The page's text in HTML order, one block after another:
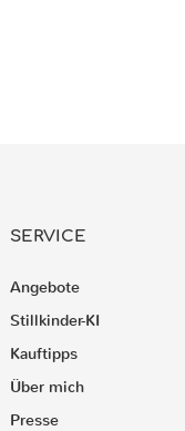
SERVICE
Angebote
Stillkinder-KI
Kauftipps
Über mich
Presse